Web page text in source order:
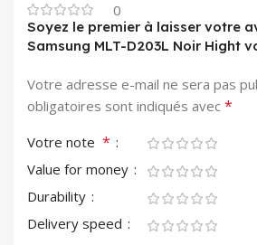
0
Soyez le premier à laisser votre
Samsung MLT-D203L Noir Hight
Votre adresse e-mail ne sera pas
obligatoires sont indiqués avec *
Votre note *
Value for money
Durability
Delivery speed